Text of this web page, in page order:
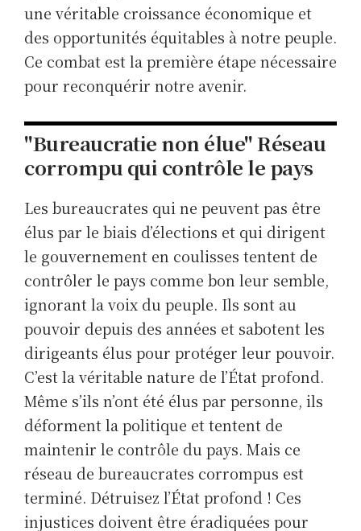
une véritable croissance économique et
des opportunités équitables à notre peuple.
Ce combat est la première étape nécessaire
pour reconquérir notre avenir.
"Bureaucratie non élue" Réseau
corrompu qui contrôle le pays
Les bureaucrates qui ne peuvent pas être
élus par le biais d’élections et qui dirigent
le gouvernement en coulisses tentent de
contrôler le pays comme bon leur semble,
ignorant la voix du peuple. Ils sont au
pouvoir depuis des années et sabotent les
dirigeants élus pour protéger leur pouvoir.
C’est la véritable nature de l’État profond.
Même s’ils n’ont été élus par personne, ils
déforment la politique et tentent de
maintenir le contrôle du pays. Mais ce
réseau de bureaucrates corrompus est
terminé. Détruisez l’État profond ! Ces
injustices doivent être éradiquées pour